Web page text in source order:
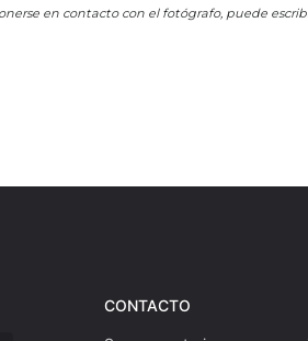
en contacto con el fotógrafo, puede
CONTACTO